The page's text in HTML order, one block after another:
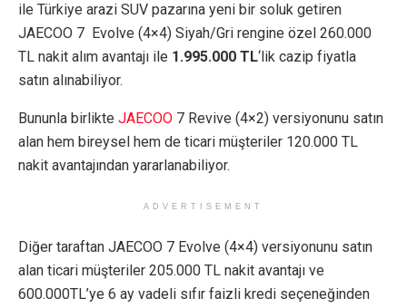
ile Türkiye arazi SUV pazarına yeni bir soluk getiren
JAECOO 7 Evolve (4×4) Siyah/Gri rengine özel 260.000
TL nakit alım avantajı ile 1.995.000 TL‘lik cazip fiyatla
satın alınabiliyor.
Bununla birlikte JAECOO 7 Revive (4×2) versiyonunu satın
alan hem bireysel hem de ticari müşteriler 120.000 TL
nakit avantajından yararlanabiliyor.
ADVERTISEMENT
Diğer taraftan JAECOO 7 Evolve (4×4) versiyonunu satın
alan ticari müşteriler 205.000 TL nakit avantajı ve
600.000TL’ye 6 ay vadeli sıfır faizli kredi seçeneğinden